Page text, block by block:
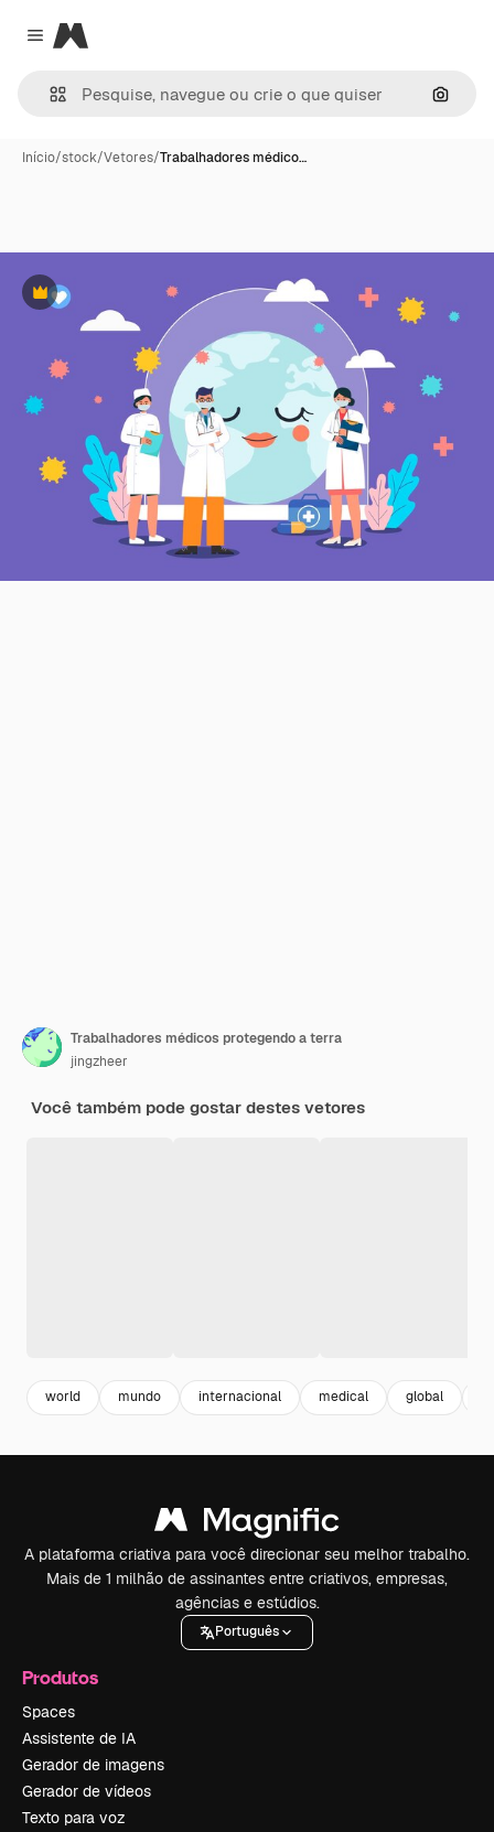
Close menu
Magnific
Início/stock/Vetores/Trabalhadores médico…
Premium
Trabalhadores médicos protegendo a terra
jingzheer
Você também pode gostar destes vetores
world mundo internacional medical global
A plataforma criativa para você direcionar seu melhor trabalho.
Mais de 1 milhão de assinantes entre criativos, empresas,
agências e estúdios.
Português
Produtos
Spaces
Assistente de IA
Gerador de imagens
Gerador de vídeos
Texto para voz